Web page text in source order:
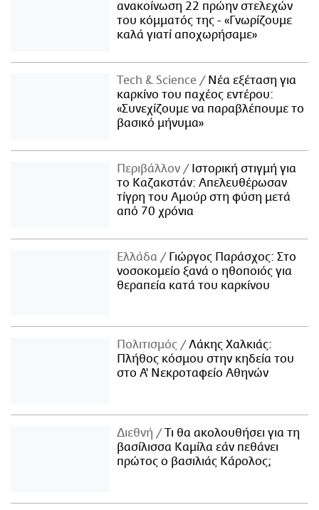
ανακοίνωση 22 πρώην στελεχών
του κόμματός της - «Γνωρίζουμε
καλά γιατί αποχωρήσαμε»
Τech & Science
Νέα εξέταση για
καρκίνο του παχέος εντέρου:
«Συνεχίζουμε να παραβλέπουμε το
βασικό μήνυμα»
Περιβάλλον
Ιστορική στιγμή για
το Καζακστάν: Απελευθέρωσαν
τίγρη του Αμούρ στη φύση μετά
από 70 χρόνια
Ελλάδα
Γιώργος Παράσχος: Στο
νοσοκομείο ξανά ο ηθοποιός για
θεραπεία κατά του καρκίνου
Πολιτισμός
Λάκης Χαλκιάς:
Πλήθος κόσμου στην κηδεία του
στο Α' Νεκροταφείο Αθηνών
Διεθνή
Τι θα ακολουθήσει για τη
βασίλισσα Καμίλα εάν πεθάνει
πρώτος ο βασιλιάς Κάρολος;